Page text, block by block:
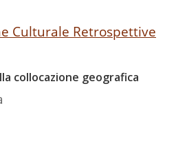
Culturale Retrospettive
collocazione geografica